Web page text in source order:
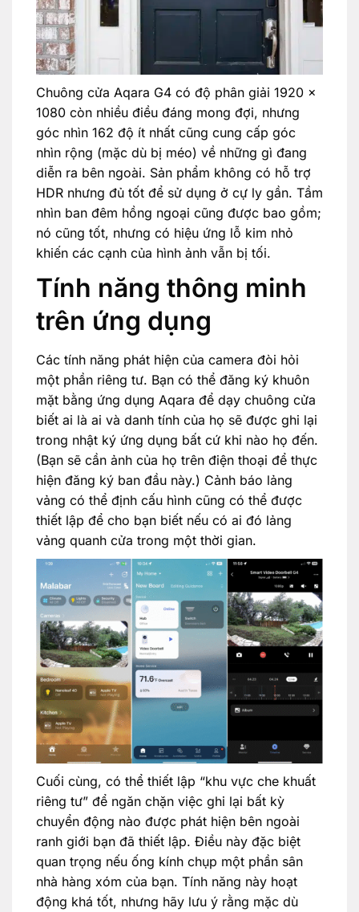
Chuông cửa Aqara G4 có độ phân giải 1920 x
1080 còn nhiều điều đáng mong đợi, nhưng
góc nhìn 162 độ ít nhất cũng cung cấp góc
nhìn rộng (mặc dù bị méo) về những gì đang
diễn ra bên ngoài. Sản phẩm không có hỗ trợ
HDR nhưng đủ tốt để sử dụng ở cự ly gần. Tầm
nhìn ban đêm hồng ngoại cũng được bao gồm;
nó cũng tốt, nhưng có hiệu ứng lỗ kim nhỏ
khiến các cạnh của hình ảnh vẫn bị tối.
Tính năng thông minh
trên ứng dụng
Các tính năng phát hiện của camera đòi hỏi
một phần riêng tư. Bạn có thể đăng ký khuôn
mặt bằng ứng dụng Aqara để dạy chuông cửa
biết ai là ai và danh tính của họ sẽ được ghi lại
trong nhật ký ứng dụng bất cứ khi nào họ đến.
(Bạn sẽ cần ảnh của họ trên điện thoại để thực
hiện đăng ký ban đầu này.) Cảnh báo lảng
vảng có thể định cấu hình cũng có thể được
thiết lập để cho bạn biết nếu có ai đó lảng
vảng quanh cửa trong một thời gian.
Cuối cùng, có thể thiết lập “khu vực che khuất
riêng tư” để ngăn chặn việc ghi lại bất kỳ
chuyển động nào được phát hiện bên ngoài
ranh giới bạn đã thiết lập. Điều này đặc biệt
quan trọng nếu ống kính chụp một phần sân
nhà hàng xóm của bạn. Tính năng này hoạt
động khá tốt, nhưng hãy lưu ý rằng mặc dù